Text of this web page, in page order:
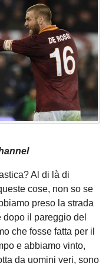
Al di là di
cose, non so se
preso la strada
il pareggio del
che fosse fatta per il
e abbiamo vinto,
da uomini veri, sono